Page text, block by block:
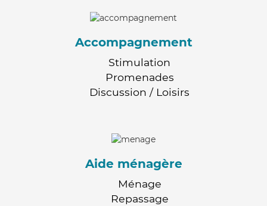
Accompagnement
Stimulation
Promenades
Discussion / Loisirs
Aide ménagère
Ménage
Repassage